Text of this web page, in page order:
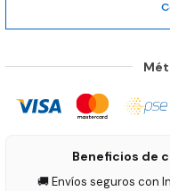
Beneficios de
🚚 Envíos seguros con